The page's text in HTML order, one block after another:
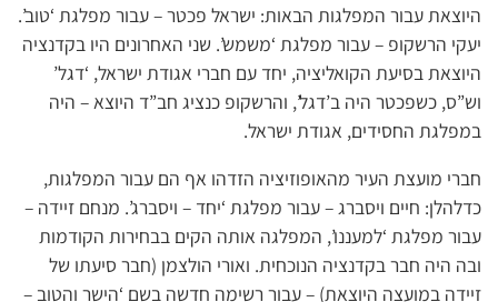
היוצאת עבור המפלגות הבאות: ישראל פכטר – עבור מפלגת ‘טוב’.
יעקי הרשקופ – עבור מפלגת ‘משמש’. שני האחרונים היו בקדנציה
היוצאת בסיעת הקואליציה, יחד עם חברי אגודת ישראל, ‘דגל’
וש”ס, כשפכטר היה ב’דגל’, והרשקופ כנציג חב”ד היוצא – היה
במפלגת החסידים, אגודת ישראל.
חברי מועצת העיר מהאופוזיציה הזדהו אף הם עבור המפלגות,
כדלהלן: חיים ויסברג – עבור מפלגת ‘יחד – ויסברג’. מנחם זיידה –
עבור מפלגת ‘למעננו’, המפלגה אותה הקים בבחירות הקודמות
ובה היה חבר בקדנציה הנוכחית. ואורי הולצמן (חבר סיעתו של
זיידה במועצה היוצאת) – עבור רשימה חדשה בשם ‘הישר והטוב –